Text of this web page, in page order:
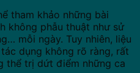
tham khảo những bài
không phẫu thuật như sử
mỗi ngày. Tuy nhiên, liệu
dụng không rõ ràng, rất
thể trị dứt điểm những ca